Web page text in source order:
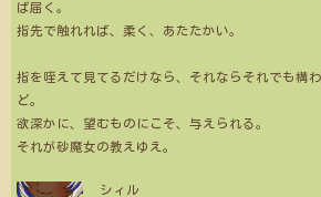
ば届く。
指先で触れれば、柔く、あたたかい。
指を咥えて見てるだけなら、それならそれでも構
ど。
欲深かに、望むものにこそ、与えられる。
それが砂魔女の教えゆえ。
シィル